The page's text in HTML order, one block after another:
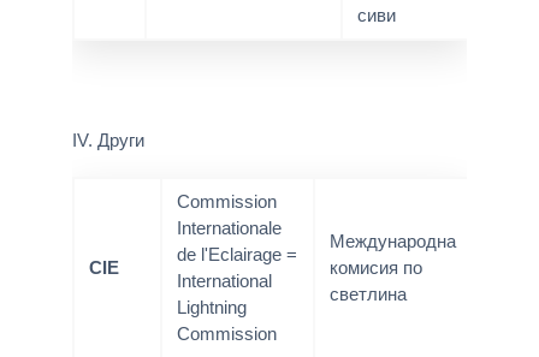
сиви
IV. Други
CIE
Commission
Internationale
de l'Eclairage =
International
Lightning
Commission
Международна
комисия по
светлина